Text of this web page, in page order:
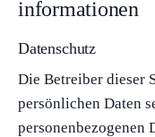
informationen
Datenschutz
Die Betreiber dieser
persönlichen Daten
personenbezogenen